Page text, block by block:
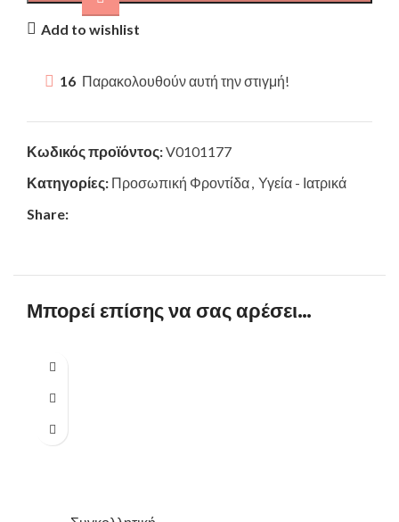
Add to wishlist
16 Παρακολουθούν αυτή την στιγμή!
Κωδικός προϊόντος:V0101177
Κατηγορίες: Προσωπική Φροντίδα, Υγεία - Ιατρικά
Share:
Μπορεί επίσης να σας αρέσει…